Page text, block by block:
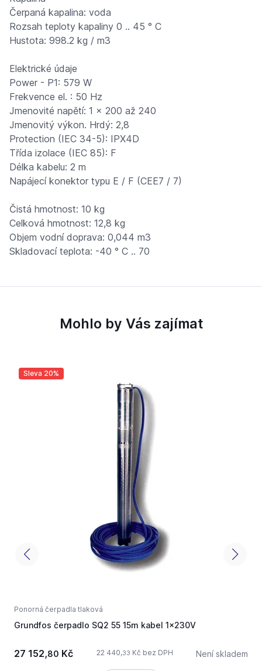
Čerpaná kapalina: voda
Rozsah teploty kapaliny 0 .. 45 ° C
Hustota: 998.2 kg / m3
Elektrické údaje
Power - P1: 579 W
Frekvence el. : 50 Hz
Jmenovité napětí: 1 x 200 až 240
Jmenovitý výkon. Hrdý: 2,8
Protection (IEC 34-5): IPX4D
Třída izolace (IEC 85): F
Délka kabelu: 2 m
Napájecí konektor typu E / F (CEE7 / 7)
Čistá hmotnost: 10 kg
Celková hmotnost: 12,8 kg
Objem vodní doprava: 0,044 m3
Skladovací teplota: -40 ° C .. 70
Mohlo by Vás zajímat
Sleva 20%
Ponorná čerpadla tlaková
Grundfos čerpadlo SQ2 55 15m kabel 1x230V
27 152,80 Kč 22 440,33 Kč bez DPH Není skladem